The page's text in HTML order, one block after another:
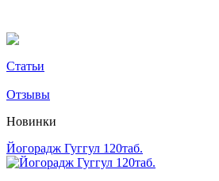
Статьи
Отзывы
Новинки
Йогорадж Гуггул 120таб.